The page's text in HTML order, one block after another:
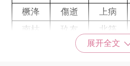
橛洚
傷逝 上病
南枯
玖友 北筏
钟馗 深哀
展开全文